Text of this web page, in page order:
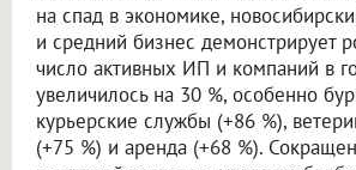
на спад в экономике,
и средний бизнес демонстрирует
число активных ИП и компаний в
увеличилось на 30 %, особенно
курьерские службы (+86 %),
(+75 %) и аренда (+68 %).